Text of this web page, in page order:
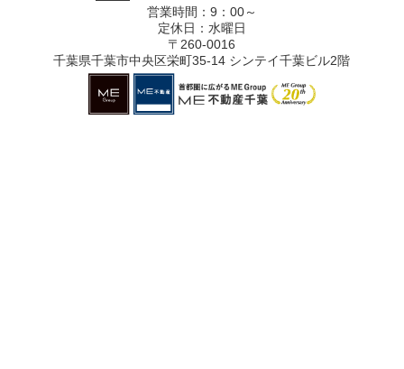
営業時間：9：00～
定休日：水曜日
〒260-0016
千葉県千葉市中央区栄町35-14 シンテイ千葉ビル2階